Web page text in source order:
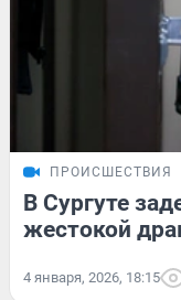
ПРОИСШЕСТВИЯ
В Сургуте
жестокой
4 января, 2026, 18:15